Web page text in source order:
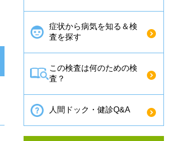
症状から病気を知る＆検
査を探す
この検査は何のための検
査？
人間ドック・健診Q&A